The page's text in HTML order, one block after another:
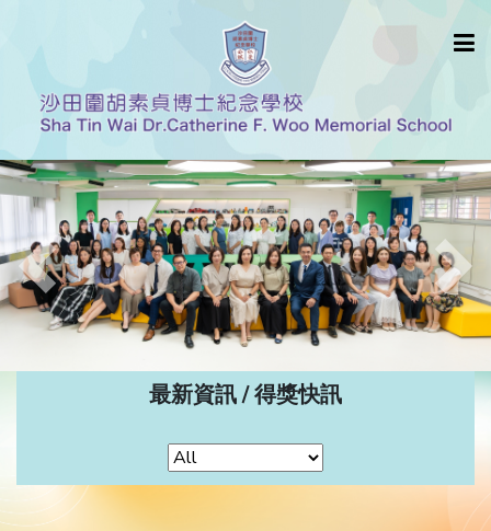
Previous Next
最新資訊 / 得獎快訊